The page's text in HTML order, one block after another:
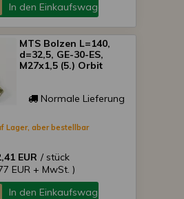
In den Einkaufswagen
MTS Bolzen L=140,
d=32,5, GE-30-ES,
M27x1,5 (5.) Orbit
Normale Lieferung
Lager, aber bestellbar
EUR / stück
EUR + MwSt. )
In den Einkaufswagen